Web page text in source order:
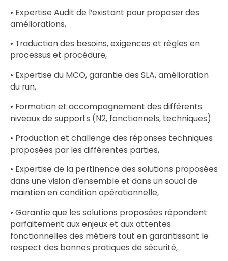
• Expertise Audit de l’existant pour proposer des
améliorations,
• Traduction des besoins, exigences et règles en
processus et procédure,
• Expertise du MCO, garantie des SLA, amélioration
du run,
• Formation et accompagnement des différents
niveaux de supports (N2, fonctionnels, techniques)
• Production et challenge des réponses techniques
proposées par les différentes parties,
• Expertise de la pertinence des solutions proposées
dans une vision d’ensemble et dans un souci de
maintien en condition opérationnelle,
• Garantie que les solutions proposées répondent
parfaitement aux enjeux et aux attentes
fonctionnelles des métiers tout en garantissant le
respect des bonnes pratiques de sécurité,